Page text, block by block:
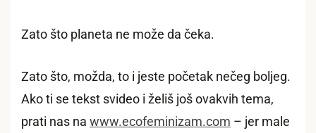
Zato što planeta ne može da čeka.
Zato što, možda, to i jeste početak nečeg boljeg.
Ako ti se tekst svideo i želiš još ovakvih tema,
prati nas na www.ecofeminizam.com – jer male